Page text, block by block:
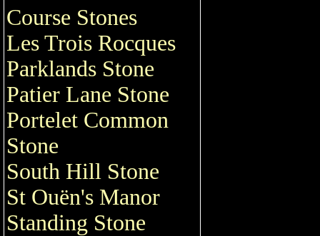
Course Stones
Les Trois Rocques
Parklands Stone
Patier Lane Stone
Portelet Common
Stone
South Hill Stone
St Ouën's Manor
Standing Stone